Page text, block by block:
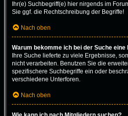
Ihr(e) Suchbegriff(e) hier nirgends im
Sie ggf. die Rechtschreibung der Begriffe!
Nach oben
Warum bekomme ich bei der Suche eine
Ihre Suche lieferte zu viele Ergebnisse,
nicht verarbeiten. Benutzen Sie die
spezifischere Suchbegriffe ein oder
verschiedene Unterforen.
Nach oben